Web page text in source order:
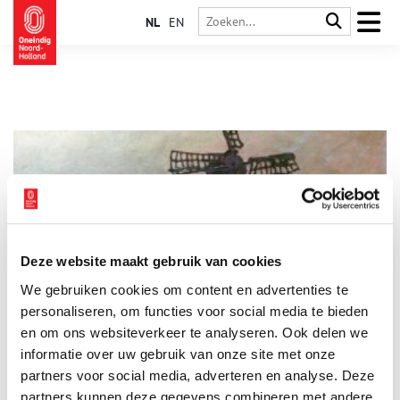
Deze website maakt gebruik van cookies
We gebruiken cookies om content en advertenties te
personaliseren, om functies voor social media te bieden
en om ons websiteverkeer te analyseren. Ook delen we
informatie over uw gebruik van onze site met onze
partners voor social media, adverteren en analyse. Deze
partners kunnen deze gegevens combineren met andere
NL EN
Vanaf het laatste decennium van de negentiende eeuw tot en
met de Eerste Wereldoorlog veranderde er veel in de
maatschappij; deze periode kan dan ook met recht worden
beschreven als een overgangstijd. Er werden bijvoorbeeld veel
ontdekkingen gedaan (telefonie, elektriciteit, massaproductie)
en de industrialisatie groeide snel. In de kunsten veranderde
er in die periode ook veel. Er ontstonden destijds dan ook